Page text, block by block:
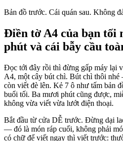
Bản đồ trước. Cái quán sau. Không
Điền tờ A4 của bạn tối
phút và cái bẫy cầu
Đọc tới đây rồi thì đừng gấp máy lại
A4, một cây bút chì. Bút chì thôi
còn viết đè lên. Kẻ 7 ô như tấm bản
buổi tối. Ba mươi phút cũng được,
không vừa viết vừa lướt điện thoại.
Bắt đầu từ cửa DỄ trước. Đừng dại
— đó là món ráp cuối, không phải
có chữ để viết ngay thì viết trước: